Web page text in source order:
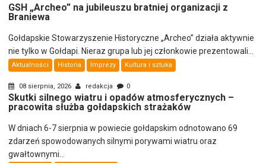
GSH „Archeo” na jubileuszu bratniej organizacji z
Braniewa
Gołdapskie Stowarzyszenie Historyczne „Archeo” działa aktywnie
nie tylko w Gołdapi. Nieraz grupa lub jej członkowie prezentowali...
Aktualności Historia Imprezy Kultura i sztuka
08 sierpnia, 2026 redakcja 0
Skutki silnego wiatru i opadów atmosferycznych –
pracowita służba gołdapskich strażaków
W dniach 6-7 sierpnia w powiecie gołdapskim odnotowano 69
zdarzeń spowodowanych silnymi porywami wiatru oraz
gwałtownymi...